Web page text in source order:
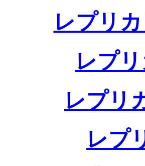
レプリ
レプ
レプリ
レプ